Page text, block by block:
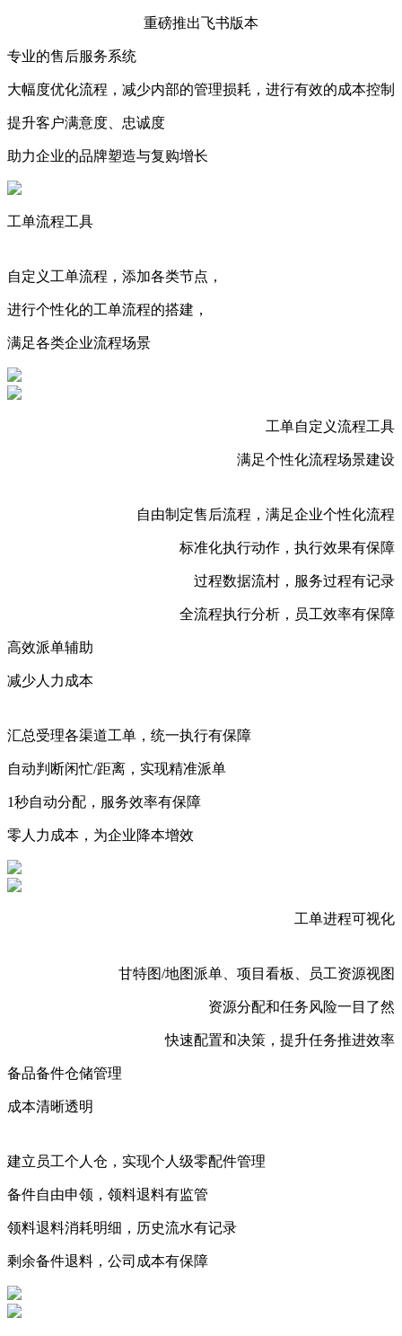
重磅推出飞书版本
专业的售后服务系统
大幅度优化流程，减少内部的管理损耗，进行有效的成本控制
提升客户满意度、忠诚度
助力企业的品牌塑造与复购增长
工单流程工具
自定义工单流程，添加各类节点，
进行个性化的工单流程的搭建，
满足各类企业流程场景
工单自定义流程工具
满足个性化流程场景建设
自由制定售后流程，满足企业个性化流程
标准化执行动作，执行效果有保障
过程数据流村，服务过程有记录
全流程执行分析，员工效率有保障
高效派单辅助
减少人力成本
汇总受理各渠道工单，统一执行有保障
自动判断闲忙/距离，实现精准派单
1秒自动分配，服务效率有保障
零人力成本，为企业降本增效
工单进程可视化
甘特图/地图派单、项目看板、员工资源视图
资源分配和任务风险一目了然
快速配置和决策，提升任务推进效率
备品备件仓储管理
成本清晰透明
建立员工个人仓，实现个人级零配件管理
备件自由申领，领料退料有监管
领料退料消耗明细，历史流水有记录
剩余备件退料，公司成本有保障